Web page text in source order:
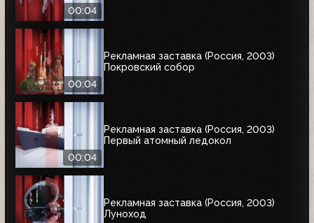
00:04
00:04
Рекламная заставка (Россия, 2003)
Покровский собор
00:04
Рекламная заставка (Россия, 2003)
Первый атомный ледокол
Рекламная заставка (Россия, 2003)
Луноход